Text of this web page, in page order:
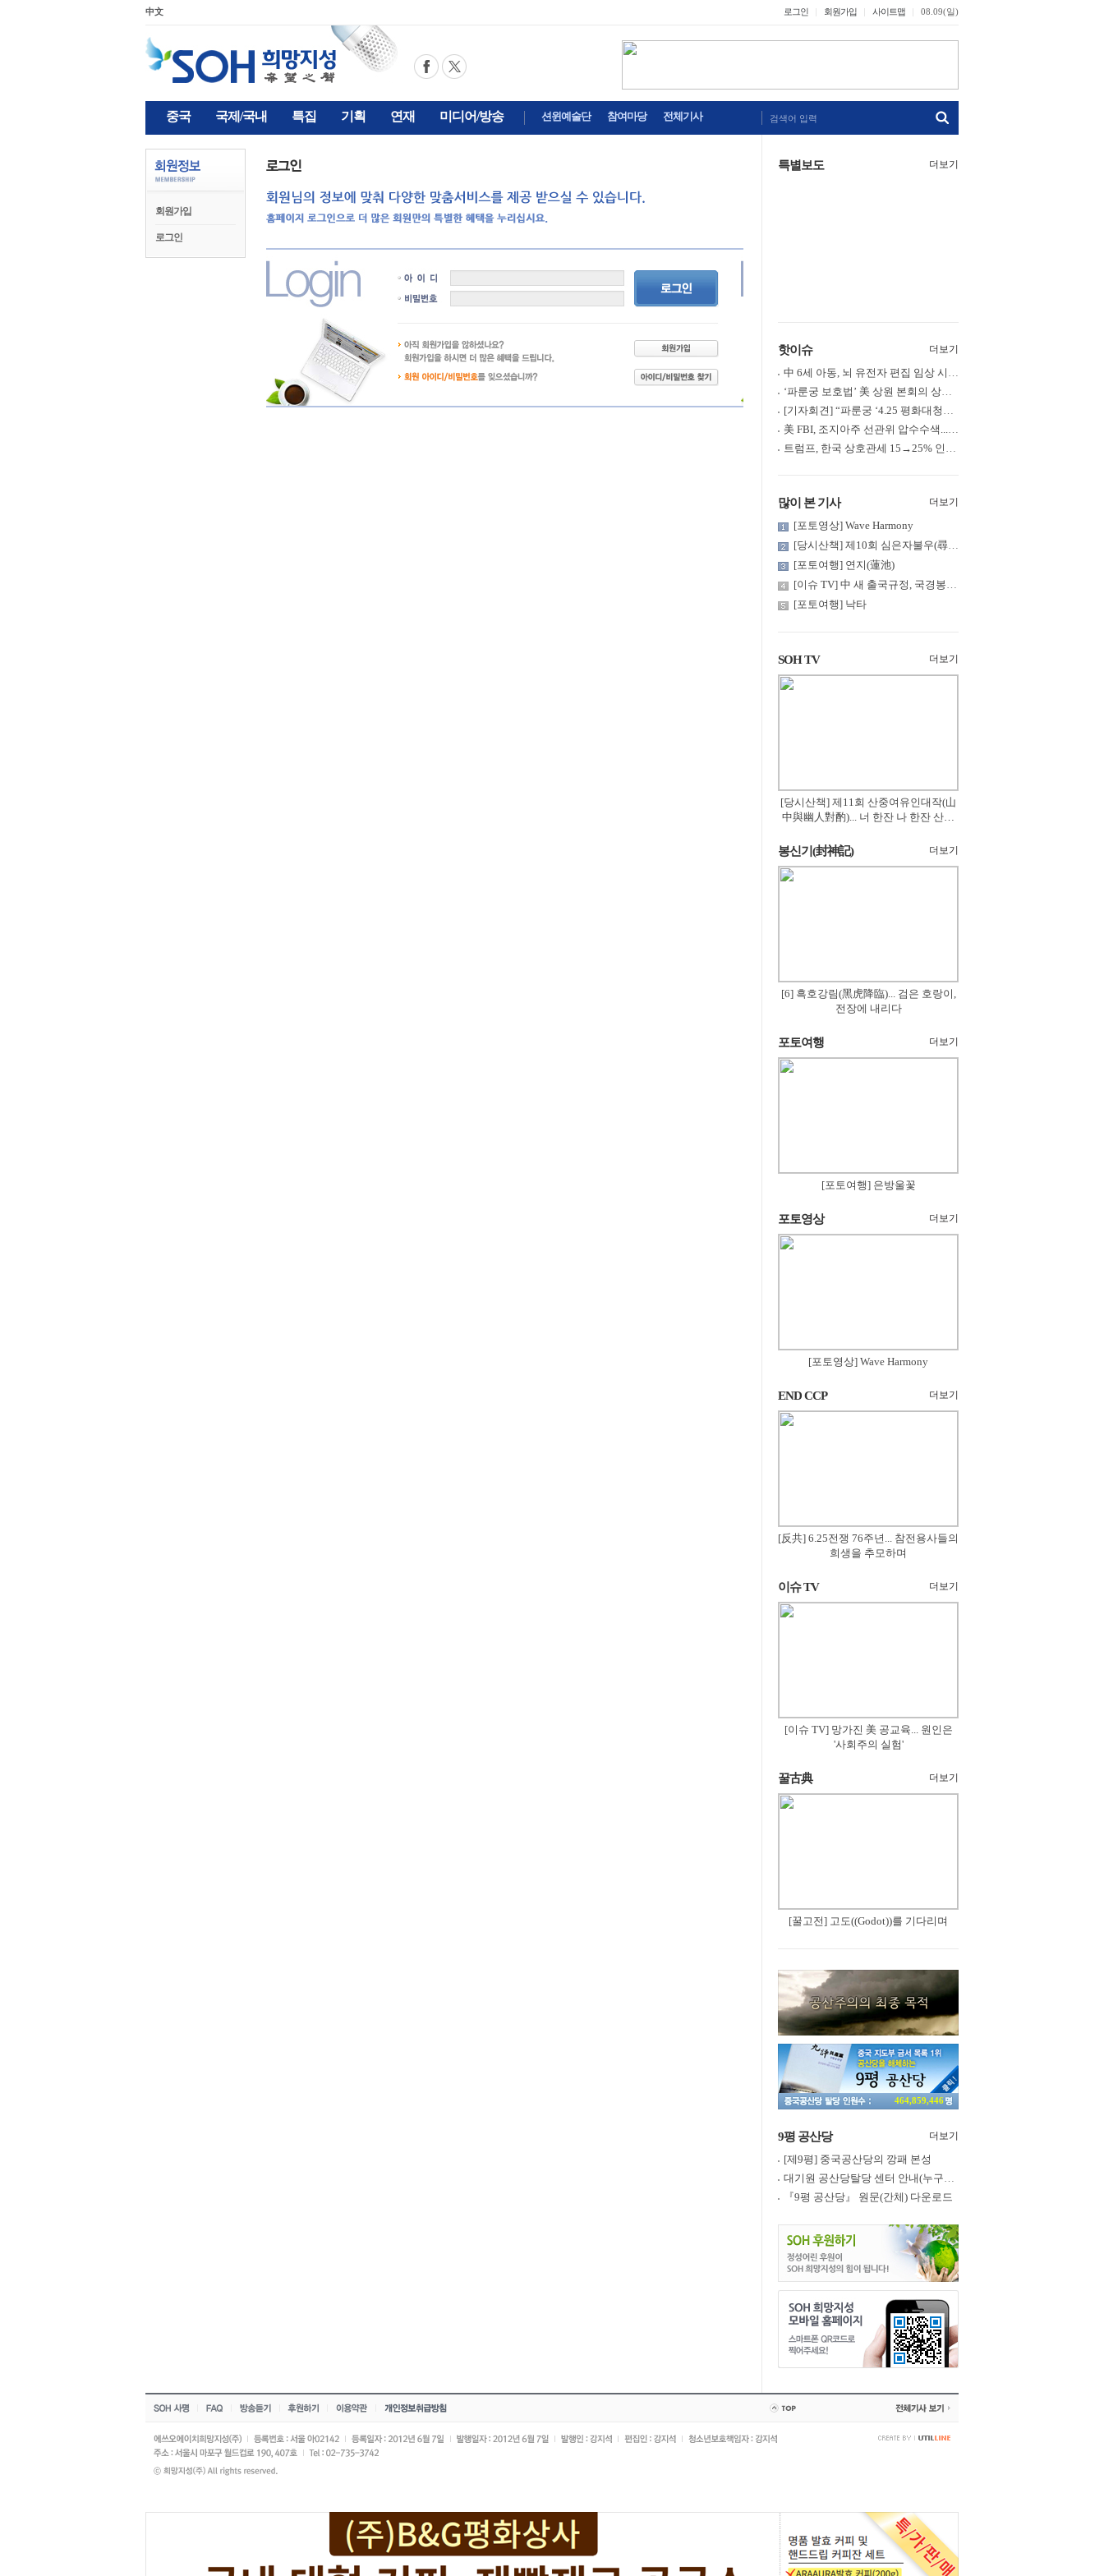
中文 로그인 회원가입 사이트맵 08.09(일)
중국 국제/국내 특집 기획 연재 미디어/방송 션윈예술단 참여마당 전체기사 검색어 입력
회원가입
로그인
특별보도 더보기
핫이슈 더보기
中 6세 아동, 뇌 유전자 편집 임상 시험 중 사망... 의료진 1년간 ....
‘파룬궁 보호법’ 美 상원 본회의 상정... 최종 입법 ‘초읽기’
[기자회견] “파룬궁 ‘4.25 평화대청원’ 기념 & 중공의 션윈 공연 .....
美 FBI, 조지아주 선관위 압수수색... 트럼프 “부정선거 증거 확보....
트럼프, 한국 상호관세 15→25% 인상... “韓 국회 무력합의 미비준”....
많이 본 기사 더보기
[포토영상] Wave Harmony
[당시산책] 제10회 심은자불우(尋隱者不遇)... 깊은 산 구름 속 어....
[포토여행] 연지(蓮池)
[이슈 TV] 中 새 출국규정, 국경봉쇄?... 특정계층 출국 규제 강화
[포토여행] 낙타
SOH TV 더보기
[당시산책] 제11회 산중여유인대작(山
中與幽人對酌)... 너 한잔 나 한잔 산의
봉신기(封神記) 더보기
[6] 흑호강림(黑虎降臨)... 검은 호랑이,
전장에 내리다
포토여행 더보기
[포토여행] 은방울꽃
포토영상 더보기
[포토영상] Wave Harmony
END CCP 더보기
[反共] 6.25전쟁 76주년... 참전용사들의
희생을 추모하며
이슈 TV 더보기
[이슈 TV] 망가진 美 공교육... 원인은
'사회주의 실험'
꿀古典 더보기
[꿀고전] 고도((Godot))를 기다리며
464,859,446
9평 공산당 더보기
[제9평] 중국공산당의 깡패 본성
대기원 공산당탈당 센터 안내(누구나 쉽게 退黨, 退團, 退隊 가능)
『9평 공산당』 원문(간체) 다운로드